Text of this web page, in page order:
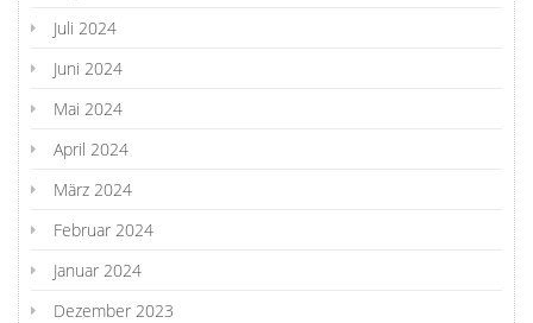
Juli 2024
Juni 2024
Mai 2024
April 2024
März 2024
Februar 2024
Januar 2024
Dezember 2023